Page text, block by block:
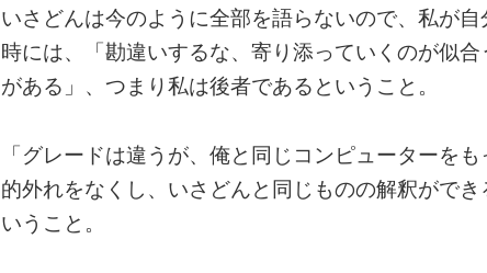
いさどんは今のように全部を語らないので、私が
時には、「勘違いするな、寄り添っていくのが似
がある」、つまり私は後者であるということ。
「グレードは違うが、俺と同じコンピューターをも
的外れをなくし、いさどんと同じものの解釈がで
いうこと。